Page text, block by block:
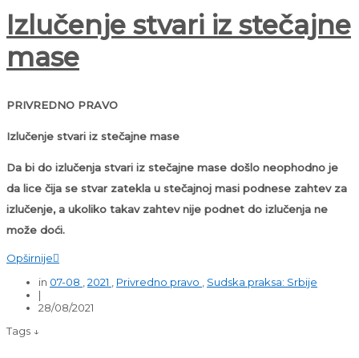
Izlučenje stvari iz stečajne
mase
PRIVREDNO PRAVO
Izlučenje stvari iz stečajne mase
Da bi do izlučenja stvari iz stečajne mase došlo neophodno je
da lice čija se stvar zatekla u stečajnoj masi podnese zahtev za
izlučenje, a ukoliko takav zahtev nije podnet do izlučenja ne
može doći.
Opširnije
in 07-08 2021 Privredno pravo
Sudska praksa: Srbije
|
28/08/2021
Tags ↓